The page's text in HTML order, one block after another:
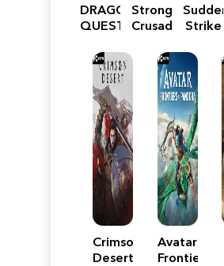
DRAGON
QUEST
Reimagined
Stronghold
Crusader:
Edition
Sudden
Strike
Crimson
Desert
Avatar:
Frontiers